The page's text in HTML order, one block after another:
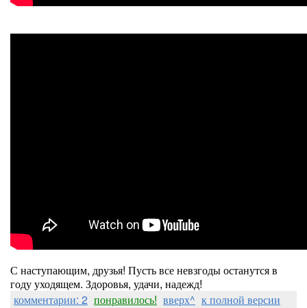
С наступающим, друзья! Пусть все невзгоды останутся в
году уходящем. Здоровья, удачи, надежд!
комментарии: 2 понравилось! вверх^ к полной версии